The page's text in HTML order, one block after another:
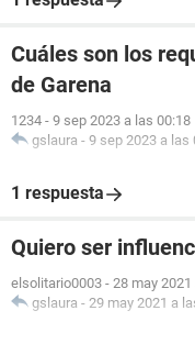
Cuáles son los
de Garena
1234 - 9 sep 2023 a las 00:18
gslaura - 9 sep 2023 a las
1 respuesta
Quiero ser
elsolitario0003 - 28 may
gslaura - 29 may 2021 a